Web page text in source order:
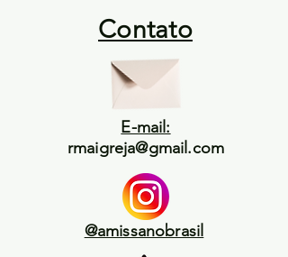
Contato
E-mail:
rmaigreja@gmail.com
@amissanobrasil